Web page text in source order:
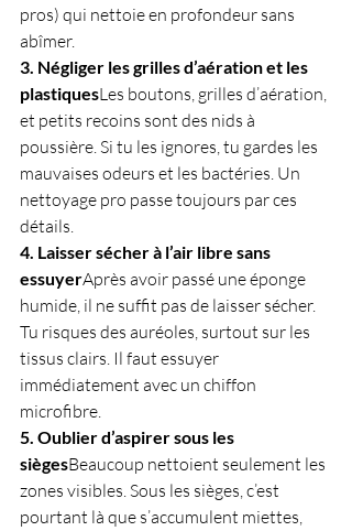
pros) qui nettoie en profondeur sans
abîmer.
3. Négliger les grilles d’aération et les
plastiquesLes boutons, grilles d’aération,
et petits recoins sont des nids à
poussière. Si tu les ignores, tu gardes les
mauvaises odeurs et les bactéries. Un
nettoyage pro passe toujours par ces
détails.
4. Laisser sécher à l’air libre sans
essuyerAprès avoir passé une éponge
humide, il ne suffit pas de laisser sécher.
Tu risques des auréoles, surtout sur les
tissus clairs. Il faut essuyer
immédiatement avec un chiffon
microfibre.
5. Oublier d’aspirer sous les
siègesBeaucoup nettoient seulement les
zones visibles. Sous les sièges, c’est
pourtant là que s’accumulent miettes,